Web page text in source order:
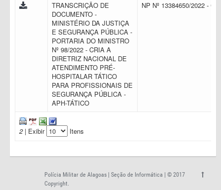
TRANSCRIÇÃO DE
DOCUMENTO -
MINISTÉRIO DA JUSTIÇA
E SEGURANÇA PÚBLICA -
PORTARIA DO MINISTRO
Nº 98/2022 - CRIA A
DIRETRIZ NACIONAL DE
ATENDIMENTO PRÉ-
HOSPITALAR TÁTICO
PARA PROFISSIONAIS DE
SEGURANÇA PÚBLICA -
APH-TÁTICO
NP Nº 13384650/2022 -
2| Exibir Itens
Polícia Militar de Alagoas | Seção de Informática | © 2017
Copyright.